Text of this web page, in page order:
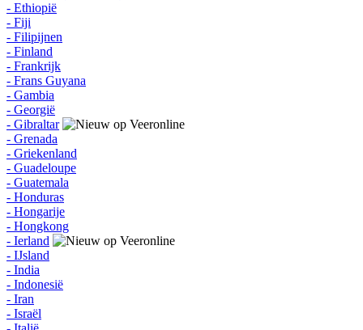
- Ethiopië
- Fiji
- Filipijnen
- Finland
- Frankrijk
- Frans Guyana
- Gambia
- Georgië
- Gibraltar
- Grenada
- Griekenland
- Guadeloupe
- Guatemala
- Honduras
- Hongarije
- Hongkong
- Ierland
- IJsland
- India
- Indonesië
- Iran
- Israël